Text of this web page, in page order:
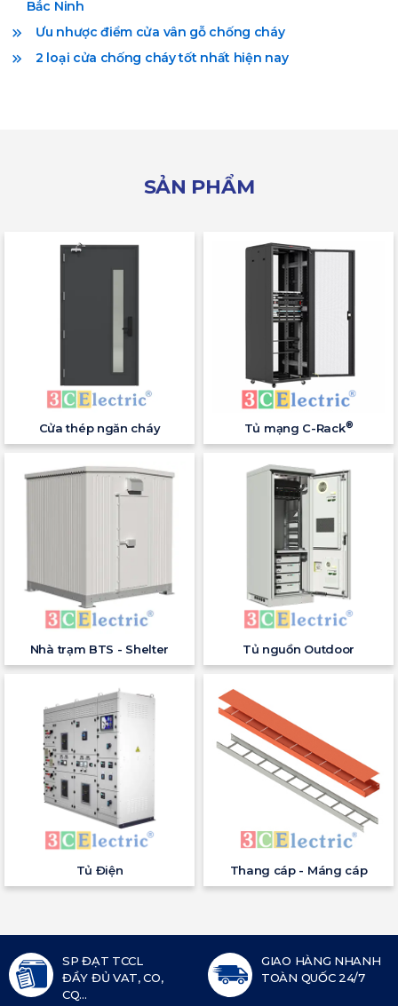
Bắc Ninh
Ưu nhược điểm cửa vân gỗ chống cháy
2 loại cửa chống cháy tốt nhất hiện nay
SẢN PHẨM
Cửa thép ngăn cháy Tủ mạng C-Rack®
Nhà trạm BTS - Shelter Tủ nguồn Outdoor
Tủ Điện Thang cáp - Máng cáp
SP ĐẠT TCCL
ĐẦY ĐỦ VAT, CO,
CQ...
GIAO HÀNG NHANH
TOÀN QUỐC 24/7